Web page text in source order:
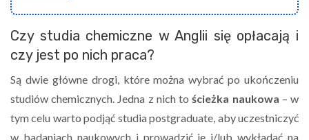
Czy studia chemiczne w Anglii się opłacają i
czy jest po nich praca?
Są dwie główne drogi, które można wybrać po ukończeniu
studiów chemicznych. Jedna z nich to ścieżka naukowa – w
tym celu warto podjąć studia postgraduate, aby uczestniczyć
w badaniach naukowych i prowadzić je i/lub wykładać na